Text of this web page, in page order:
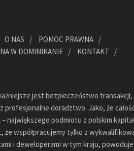
O NAS
POMOC PRAWNA
W DOMINIKANIE
KONTAKT
jest bezpieczeństwo
profesjonalne doradztwo. Jako, że
największego podmiotu z polskim
że współpracujemy tylko z
i deweloperami w tym kraju, powoduje